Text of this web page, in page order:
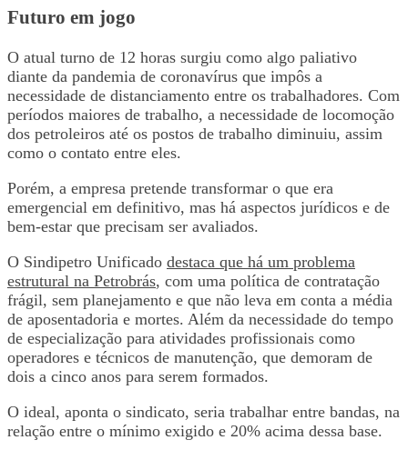
Futuro em jogo
O atual turno de 12 horas surgiu como algo paliativo
diante da pandemia de coronavírus que impôs a
necessidade de distanciamento entre os trabalhadores. Com
períodos maiores de trabalho, a necessidade de locomoção
dos petroleiros até os postos de trabalho diminuiu, assim
como o contato entre eles.
Porém, a empresa pretende transformar o que era
emergencial em definitivo, mas há aspectos jurídicos e de
bem-estar que precisam ser avaliados.
O Sindipetro Unificado destaca que há um problema
estrutural na Petrobrás, com uma política de contratação
frágil, sem planejamento e que não leva em conta a média
de aposentadoria e mortes. Além da necessidade do tempo
de especialização para atividades profissionais como
operadores e técnicos de manutenção, que demoram de
dois a cinco anos para serem formados.
O ideal, aponta o sindicato, seria trabalhar entre bandas, na
relação entre o mínimo exigido e 20% acima dessa base.